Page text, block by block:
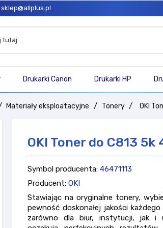
sklep@allplus.pl
Drukarki Canon Drukarki HP
Materiały eksploatacyjne Tonery OKI
OKI Toner do C813 5k
Symbol producenta: 46471113
Producent: OKI
Stawiając na oryginalne tonery,
pewność doskonałej jakości
zarówno dla biur, instytucji, jak i